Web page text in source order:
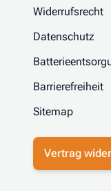
Widerrufsrecht
Datenschutz
Barrierefreiheit
Sitemap
Vertrag